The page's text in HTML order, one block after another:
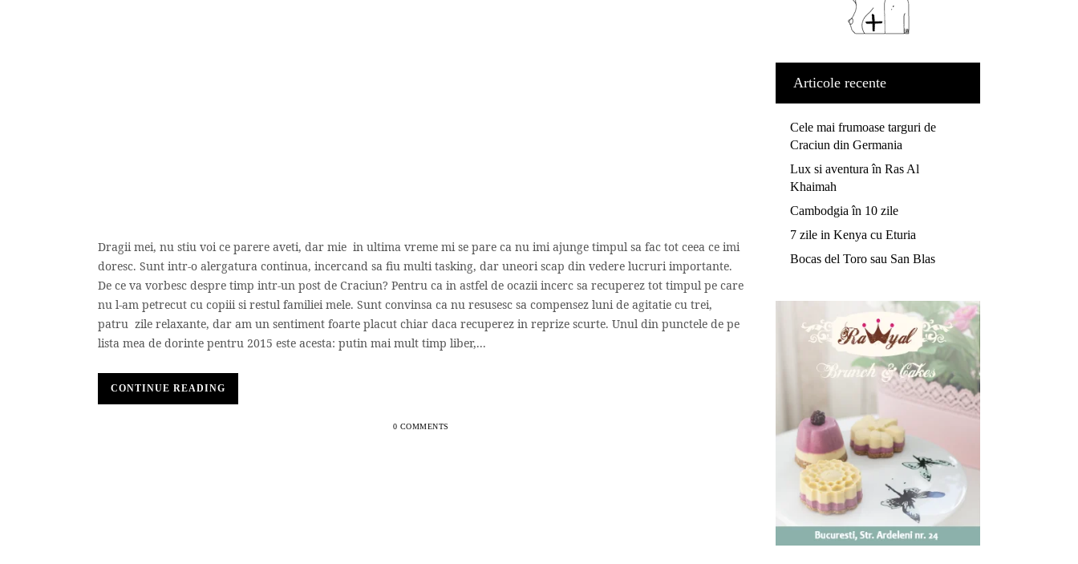
Dragii mei, nu stiu voi ce parere aveti, dar mie in ultima vreme mi se pare ca nu imi ajunge timpul sa fac tot ceea ce imi
doresc. Sunt intr-o alergatura continua, incercand sa fiu multi tasking, dar uneori scap din vedere lucruri importante.
De ce va vorbesc despre timp intr-un post de Craciun? Pentru ca in astfel de ocazii incerc sa recuperez tot timpul pe care
nu l-am petrecut cu copiii si restul familiei mele. Sunt convinsa ca nu resusesc sa compensez luni de agitatie cu trei,
patru zile relaxante, dar am un sentiment foarte placut chiar daca recuperez in reprize scurte. Unul din punctele de pe
lista mea de dorinte pentru 2015 este acesta: putin mai mult timp liber,...
CONTINUE READING
0 COMMENTS
Articole recente
Cele mai frumoase targuri de
Craciun din Germania
Lux si aventura în Ras Al
Khaimah
Cambodgia în 10 zile
7 zile in Kenya cu Eturia
Bocas del Toro sau San Blas